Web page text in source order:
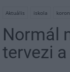
Aktuális iskola
Normál
tervezi